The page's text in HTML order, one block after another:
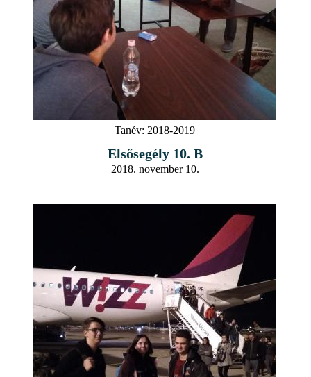
Tanév: 2018-2019
Elsősegély 10. B
2018. november 10.